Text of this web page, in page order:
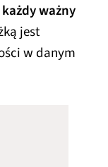
ważny
jest
w danym